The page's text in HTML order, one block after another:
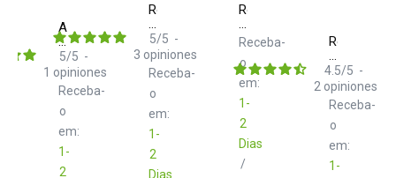
Audio
Technica
ATH
M30x
Receba-
o
em:
1-
2
5/5 -
1 opiniones
Roland
03
Receba-
o
em:
1-
2
Dias
5/5 -
3 opiniones
Roland
08
Receba-
o
em:
1-
2
Dias
/
Roland
01A
Gray
Receba-
o
em:
1-
4.5/5 -
2 opiniones